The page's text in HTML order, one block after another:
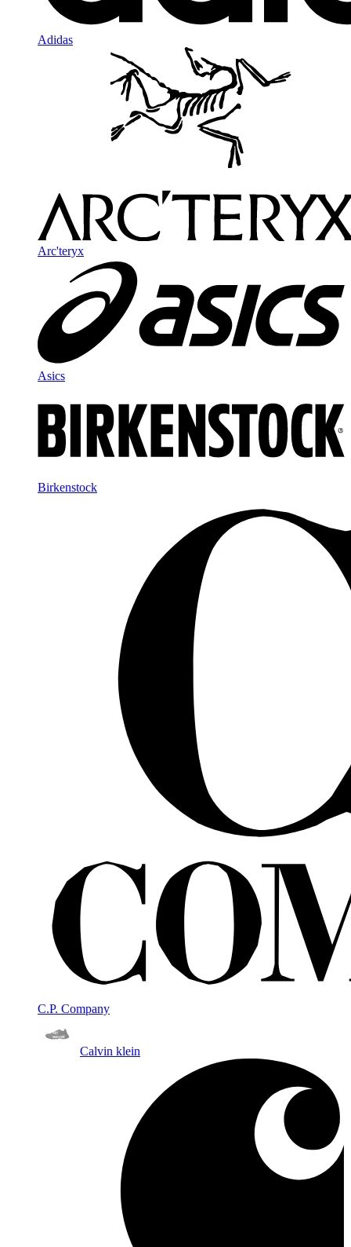
Adidas
Arc'teryx
Asics
Birkenstock
C.P. Company
Calvin klein